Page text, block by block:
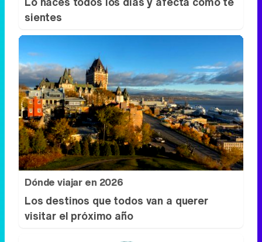
Dónde viajar en 2026
Los destinos que todos van a querer
visitar el próximo año